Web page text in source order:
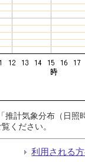
計気象分布（日
ください。
利用される